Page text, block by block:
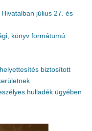
július 27. és
könyv formátumú
biztosított
hulladék ügyében